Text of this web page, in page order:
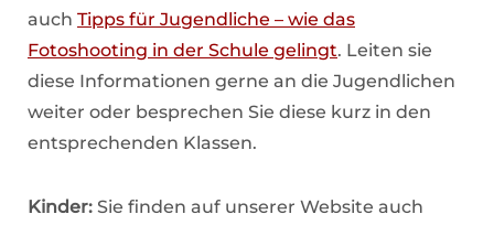
auch Tipps für Jugendliche – wie das
Fotoshooting in der Schule gelingt. Leiten sie
diese Informationen gerne an die Jugendlichen
weiter oder besprechen Sie diese kurz in den
entsprechenden Klassen.
Kinder: Sie finden auf unserer Website auch